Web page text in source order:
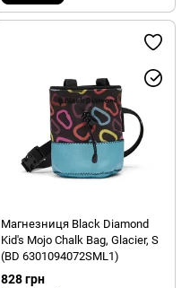
Магнезниця Black Diamond
Kid's Mojo Chalk Bag, Glacier, S
(BD 6301094072SML1)
828 грн